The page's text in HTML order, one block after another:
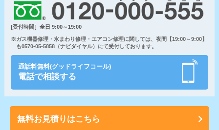
[受付時間］全日 9:00～19:00
※ガス機器修理・水まわり修理・エアコン修理に関しては、夜間【19:00～9:00】
も0570-05-5858（ナビダイヤル）にて受付しております。
通話料無料(グッドライフコール)
電話で相談する
無料お見積りはこちら